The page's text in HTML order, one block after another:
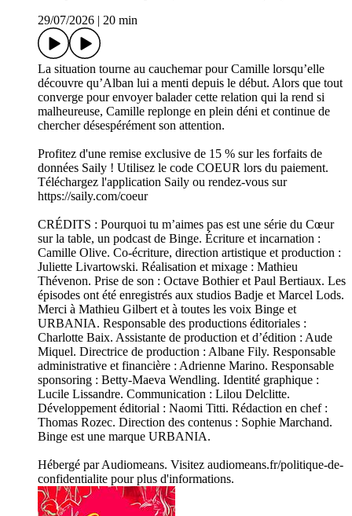
29/07/2026
20 min
La situation tourne au cauchemar pour Camille lorsqu’elle
découvre qu’Alban lui a menti depuis le début. Alors que tout
converge pour envoyer balader cette relation qui la rend si
malheureuse, Camille replonge en plein déni et continue de
chercher désespérément son attention.
Profitez d'une remise exclusive de 15 % sur les forfaits de
données Saily ! Utilisez le code COEUR lors du paiement.
Téléchargez l'application Saily ou rendez-vous sur
https://saily.com/coeur
CRÉDITS : Pourquoi tu m’aimes pas est une série du Cœur
sur la table, un podcast de Binge. Écriture et incarnation :
Camille Olive. Co-écriture, direction artistique et production :
Juliette Livartowski. Réalisation et mixage : Mathieu
Thévenon. Prise de son : Octave Bothier et Paul Bertiaux. Les
épisodes ont été enregistrés aux studios Badje et Marcel Lods.
Merci à Mathieu Gilbert et à toutes les voix Binge et
URBANIA. Responsable des productions éditoriales :
Charlotte Baix. Assistante de production et d’édition : Aude
Miquel. Directrice de production : Albane Fily. Responsable
administrative et financière : Adrienne Marino. Responsable
sponsoring : Betty-Maeva Wendling. Identité graphique :
Lucile Lissandre. Communication : Lilou Delclitte.
Développement éditorial : Naomi Titti. Rédaction en chef :
Thomas Rozec. Direction des contenus : Sophie Marchand.
Binge est une marque URBANIA.
Hébergé par Audiomeans. Visitez audiomeans.fr/politique-de-
confidentialite pour plus d'informations.